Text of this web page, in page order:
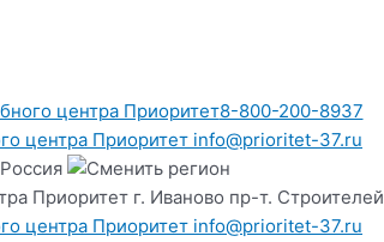
8-800-200-8937
info@prioritet-37.ru
Россия
г. Иваново пр-т. Строителей
info@prioritet-37.ru